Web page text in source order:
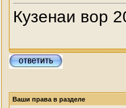
Кузенаи вор
Ваши права в разделе